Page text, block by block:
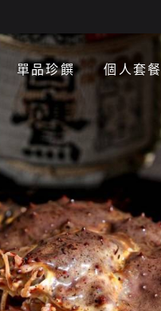
單品珍饌 個人套餐